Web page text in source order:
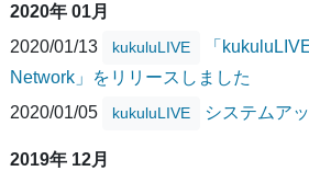
2020年 01月
2020/01/13
kukuluLIVE
「
Network」をリリースしました
2020/01/05
kukuluLIVE システムア
2019年 12月